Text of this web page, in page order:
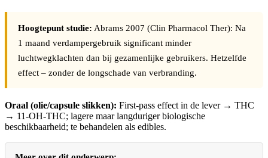
Hoogtepunt studie: Abrams 2007 (Clin Pharmacol Ther): Na
1 maand verdampergebruik significant minder
luchtwegklachten dan bij gezamenlijke gebruikers. Hetzelfde
effect – zonder de longschade van verbranding.
Oraal (olie/capsule slikken): First-pass effect in de lever → THC
→ 11-OH-THC; lagere maar langduriger biologische
beschikbaarheid; te behandelen als edibles.